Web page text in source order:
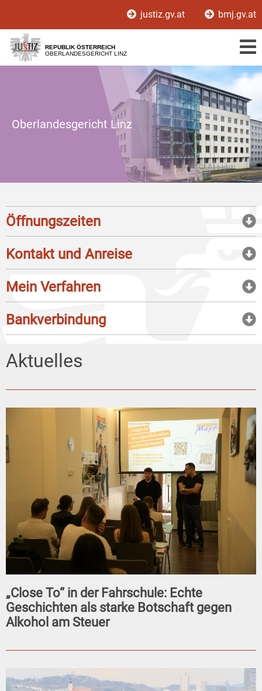
[1]
[2]
justiz.gv.at bmj.gv.at
REPUBLIK ÖSTERREICH
OBERLANDESGERICHT LINZ
Oberlandesgericht Linz
Öffnungszeiten
Kontakt und Anreise
Mein Verfahren
Bankverbindung
Aktuelles
„Close To“ in der Fahrschule: Echte
Geschichten als starke Botschaft gegen
Alkohol am Steuer